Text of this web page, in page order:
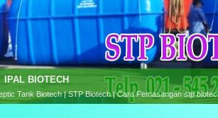
STP BIOTECH
Biotech RC Series | Cara Pemasangan Septic tank Biotech